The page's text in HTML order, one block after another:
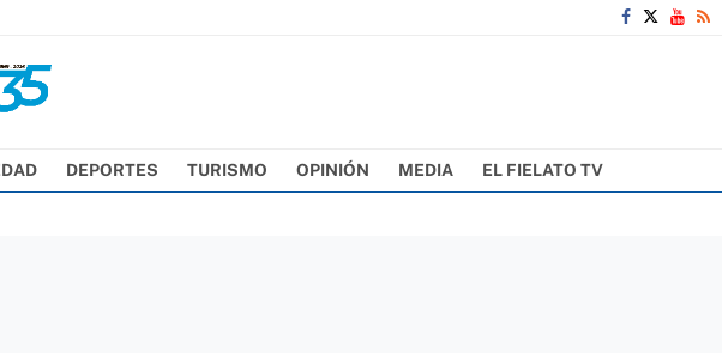
DEPORTES TURISMO OPINIÓN MEDIA EL FIELATO TV